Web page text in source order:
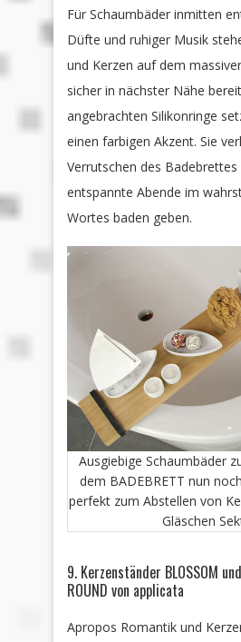
Für Schaumbäder inmitten
Düfte und ruhiger Musik
und Kerzen auf dem
sicher in nächster Nähe
angebrachten Silikonringe
einen farbigen Akzent. Sie
Verrutschen des Badebrettes
entspannte Abende im
Wortes baden geben.
Ausgiebige Schaumbäder
dem BADEBRETT nun
perfekt zum Abstellen von
Gläschen
9. Kerzenständer BLOSSOM
ROUND von applicata
Apropos Romantik und